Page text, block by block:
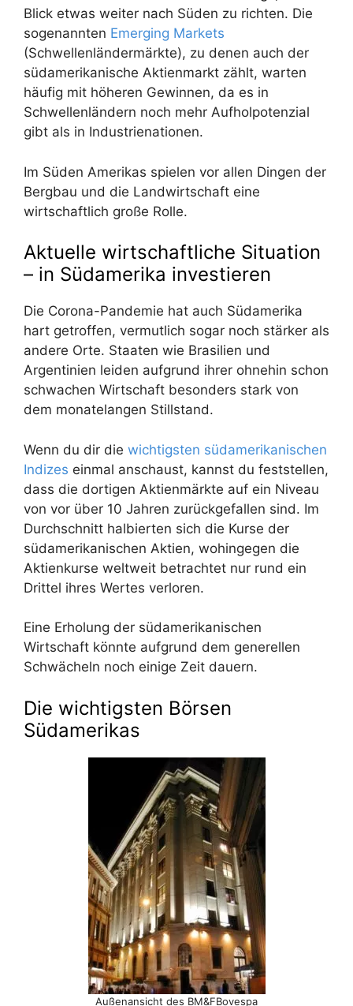
Blick etwas weiter nach Süden zu richten. Die
sogenannten Emerging Markets
(Schwellenländermärkte), zu denen auch der
südamerikanische Aktienmarkt zählt, warten
häufig mit höheren Gewinnen, da es in
Schwellenländern noch mehr Aufholpotenzial
gibt als in Industrienationen.
Im Süden Amerikas spielen vor allen Dingen der
Bergbau und die Landwirtschaft eine
wirtschaftlich große Rolle.
Aktuelle wirtschaftliche Situation
– in Südamerika investieren
Die Corona-Pandemie hat auch Südamerika
hart getroffen, vermutlich sogar noch stärker als
andere Orte. Staaten wie Brasilien und
Argentinien leiden aufgrund ihrer ohnehin schon
schwachen Wirtschaft besonders stark von
dem monatelangen Stillstand.
Wenn du dir die wichtigsten südamerikanischen
Indizes einmal anschaust, kannst du feststellen,
dass die dortigen Aktienmärkte auf ein Niveau
von vor über 10 Jahren zurückgefallen sind. Im
Durchschnitt halbierten sich die Kurse der
südamerikanischen Aktien, wohingegen die
Aktienkurse weltweit betrachtet nur rund ein
Drittel ihres Wertes verloren.
Eine Erholung der südamerikanischen
Wirtschaft könnte aufgrund dem generellen
Schwächeln noch einige Zeit dauern.
Die wichtigsten Börsen
Südamerikas
Außenansicht des BM&FBovespa